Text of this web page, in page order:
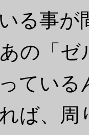
る事が
の「
てい
ば、